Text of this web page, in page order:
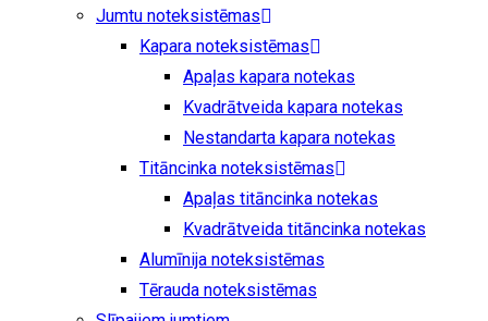
Jumtu noteksistēmas
Kapara noteksistēmas
Apaļas kapara notekas
Kvadrātveida kapara notekas
Nestandarta kapara notekas
Titāncinka noteksistēmas
Apaļas titāncinka notekas
Kvadrātveida titāncinka notekas
Alumīnija noteksistēmas
Tērauda noteksistēmas